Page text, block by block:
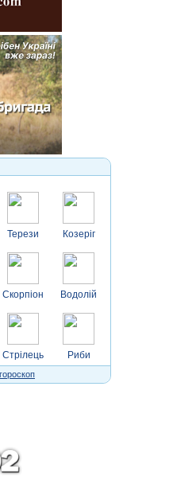
Терези
Скорпіон
Стрілець
Козеріг
Водолій
Риби